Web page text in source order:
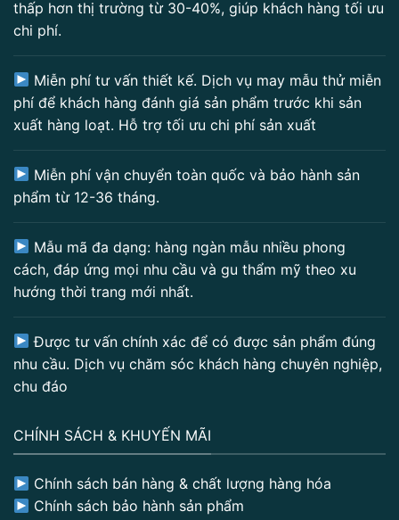
thấp hơn thị trường từ 30-40%, giúp khách hàng tối ưu
chi phí.
Miễn phí tư vấn thiết kế. Dịch vụ may mẫu thử miễn
phí để khách hàng đánh giá sản phẩm trước khi sản
xuất hàng loạt. Hỗ trợ tối ưu chi phí sản xuất
Miễn phí vận chuyển toàn quốc và bảo hành sản
phẩm từ 12-36 tháng.
Mẫu mã đa dạng: hàng ngàn mẫu nhiều phong
cách, đáp ứng mọi nhu cầu và gu thẩm mỹ theo xu
hướng thời trang mới nhất.
Được tư vấn chính xác để có được sản phẩm đúng
nhu cầu. Dịch vụ chăm sóc khách hàng chuyên nghiệp,
chu đáo
CHÍNH SÁCH & KHUYẾN MÃI
Chính sách bán hàng & chất lượng hàng hóa
Chính sách bảo hành sản phẩm